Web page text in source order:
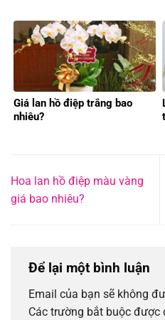
Giá lan hồ điệp trắng bao
nhiêu?
Hoa lan hồ điệp màu vàng
giá bao nhiêu?
Để lại một bình luận
Email của bạn sẽ không
Các trường bắt buộc được